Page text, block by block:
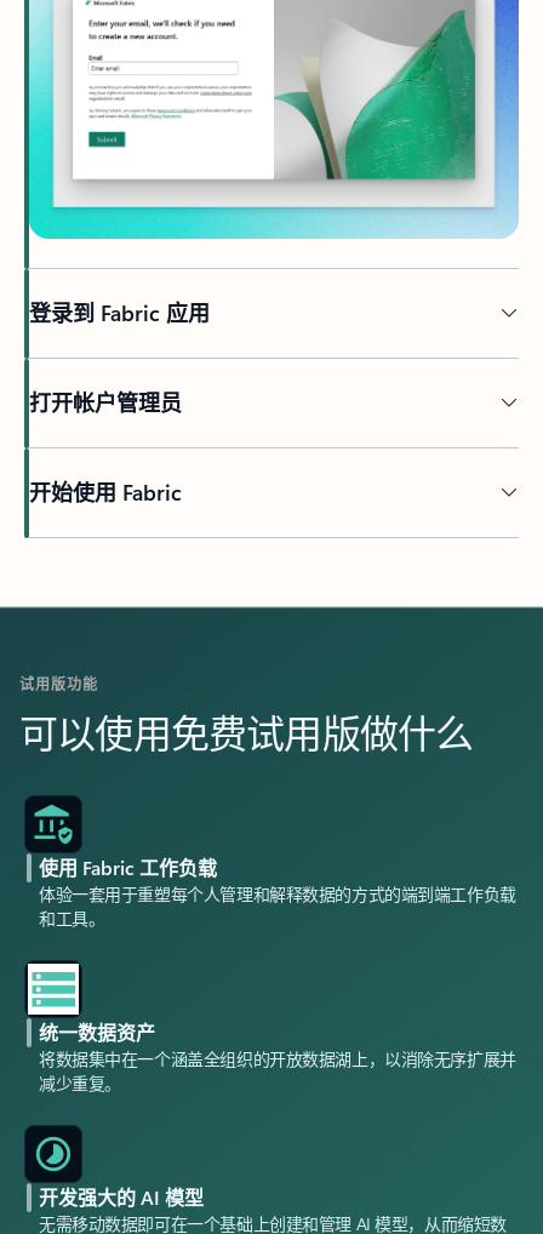
登录到 Fabric 应用
打开帐户管理员
开始使用 Fabric
试用版功能
可以使用免费试用版做什么
使用 Fabric 工作负载
体验一套用于重塑每个人管理和解释数据的方式的端到端工作负载
和工具。
统一数据资产
将数据集中在一个涵盖全组织的开放数据湖上，以消除无序扩展并
减少重复。
开发强大的 AI 模型
无需移动数据即可在一个基础上创建和管理 AI 模型，从而缩短数